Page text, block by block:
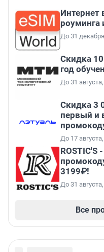
Интернет
роуминга
До 31
Скидка
год
До 31
Скидка 3
первый и
До 17
ROSTIC'S
3199₽!
До 31
Все